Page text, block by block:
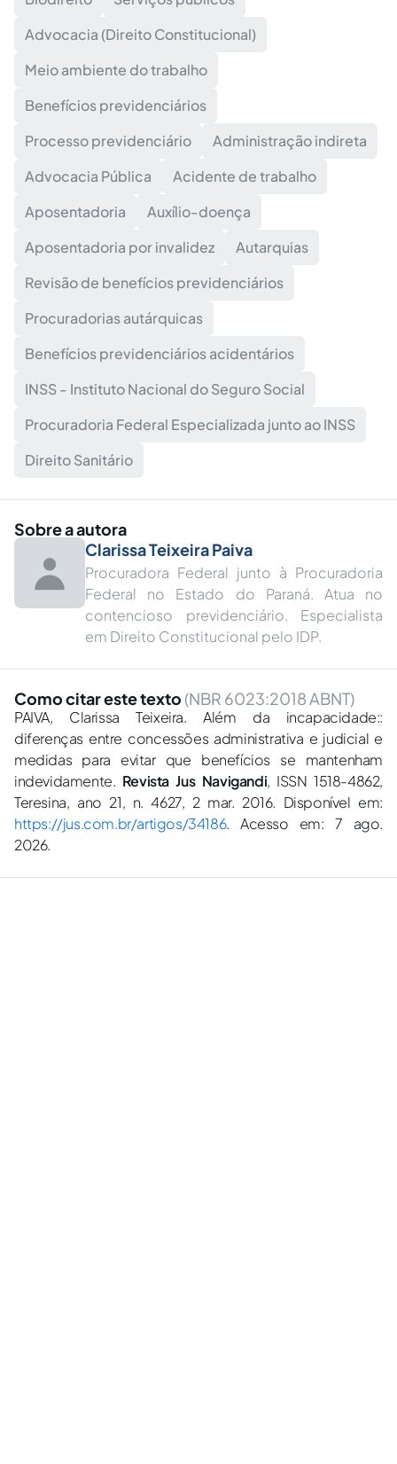
Advocacia (Direito Constitucional)
Meio ambiente do trabalho
Benefícios previdenciários
Processo previdenciário
Administração indireta
Advocacia Pública
Acidente de trabalho
Aposentadoria
Auxílio-doença
Aposentadoria por invalidez
Autarquias
Revisão de benefícios previdenciários
Procuradorias autárquicas
Benefícios previdenciários acidentários
INSS - Instituto Nacional do Seguro Social
Procuradoria Federal Especializada junto ao INSS
Direito Sanitário
Sobre a autora
Clarissa Teixeira Paiva
Procuradora Federal junto à Procuradoria
Federal no Estado do Paraná. Atua no
contencioso previdenciário. Especialista
em Direito Constitucional pelo IDP.
Como citar este texto (NBR 6023:2018 ABNT)
PAIVA, Clarissa Teixeira. Além da incapacidade::
diferenças entre concessões administrativa e judicial e
medidas para evitar que benefícios se mantenham
indevidamente. Revista Jus Navigandi, ISSN 1518-4862,
Teresina, ano 21, n. 4627, 2 mar. 2016. Disponível em:
https://jus.com.br/artigos/34186. Acesso em: 7 ago.
2026.